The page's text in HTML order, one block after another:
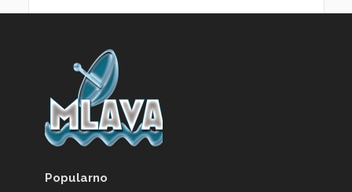
Popularno